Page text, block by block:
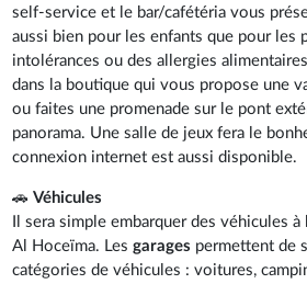
self-service et le bar/cafétéria vous
aussi bien pour les enfants que pour les
intolérances ou des allergies
dans la boutique qui vous propose une
ou faites une promenade sur le pont
panorama. Une salle de jeux fera le
connexion internet est aussi disponible.
🚗Véhicules
Il sera simple embarquer des véhicules
Al Hoceïma. Lesgarages permettent de
catégories de véhicules : voitures,